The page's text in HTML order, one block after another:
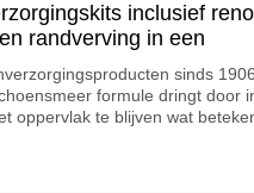
inclusief
randverving in een
sinds
formule dringt door
oppervlak te blijven wat